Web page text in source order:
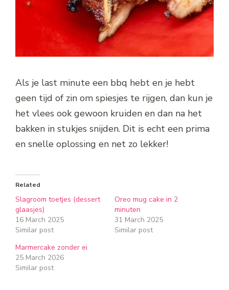
Als je last minute een bbq hebt en je hebt
geen tijd of zin om spiesjes te rijgen, dan kun je
het vlees ook gewoon kruiden en dan na het
bakken in stukjes snijden. Dit is echt een prima
en snelle oplossing en net zo lekker!
Related
Slagroom toetjes (dessert
glaasjes)
16 March 2025
Similar post
Oreo mug cake in 2
minuten
31 March 2025
Similar post
Marmercake zonder ei
25 March 2026
Similar post